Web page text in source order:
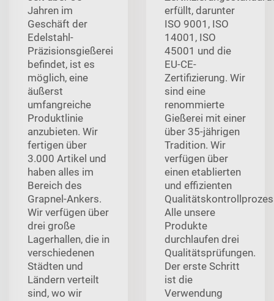
Jahren im
Geschäft der
Edelstahl-
Präzisionsgießerei
befindet, ist es
möglich, eine
äußerst
umfangreiche
Produktlinie
anzubieten. Wir
fertigen über
3.000 Artikel und
haben alles im
Bereich des
Grapnel-Ankers.
Wir verfügen über
drei große
Lagerhallen, die in
verschiedenen
Städten und
Ländern verteilt
sind, wo wir
erfüllt, darunter
ISO 9001, ISO
14001, ISO
45001 und die
EU-CE-
Zertifizierung. Wir
sind eine
renommierte
Gießerei mit einer
über 35-jährigen
Tradition. Wir
verfügen über
einen etablierten
und effizienten
Alle unsere
Produkte
durchlaufen drei
Qualitätsprüfungen.
Der erste Schritt
ist die
Verwendung